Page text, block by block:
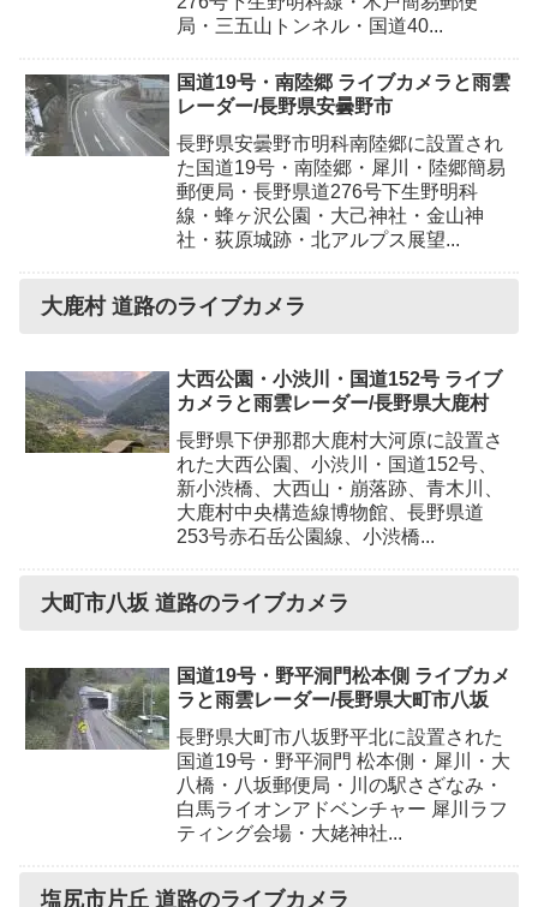
局・三五山トンネル・国道40...
国道19号・南陸郷 ライブカメラと雨雲
レーダー/長野県安曇野市
長野県安曇野市明科南陸郷に設置され
た国道19号・南陸郷・犀川・陸郷簡易
郵便局・長野県道276号下生野明科
線・蜂ヶ沢公園・大己神社・金山神
社・荻原城跡・北アルプス展望...
大鹿村 道路のライブカメラ
大西公園・小渋川・国道152号 ライブ
カメラと雨雲レーダー/長野県大鹿村
長野県下伊那郡大鹿村大河原に設置さ
れた大西公園、小渋川・国道152号、
新小渋橋、大西山・崩落跡、青木川、
大鹿村中央構造線博物館、長野県道
253号赤石岳公園線、小渋橋...
大町市八坂 道路のライブカメラ
国道19号・野平洞門松本側 ライブカメ
ラと雨雲レーダー/長野県大町市八坂
長野県大町市八坂野平北に設置された
国道19号・野平洞門 松本側・犀川・大
八橋・八坂郵便局・川の駅さざなみ・
白馬ライオンアドベンチャー 犀川ラフ
ティング会場・大姥神社...
塩尻市片丘 道路のライブカメラ